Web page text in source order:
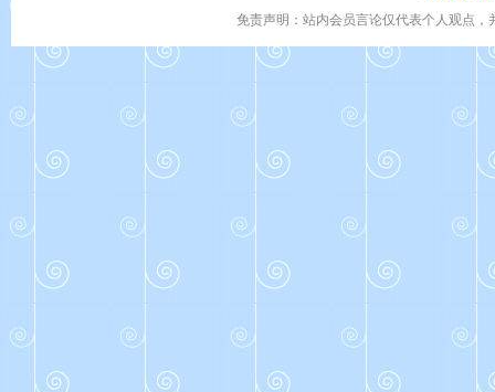
免责声明：站内会员言论仅代表个人观点